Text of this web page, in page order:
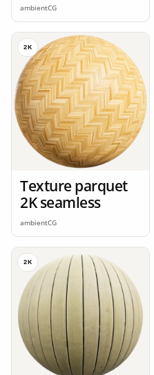
ambientCG
2K
Texture parquet
2K seamless
ambientCG
2K